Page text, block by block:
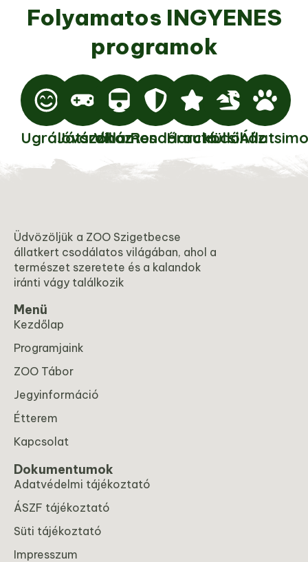
Folyamatos INGYENES
programok
Ugrálóvárak
Játszóház
VillamosRendőrautó
Harckocsi
Hüllőház
Üdvözöljük a ZOO Szigetbecse
állatkert csodálatos világában, ahol a
természet szeretete és a kalandok
iránti vágy találkozik
Menü
Kezdőlap
Programjaink
ZOO Tábor
Jegyinformáció
Étterem
Kapcsolat
Dokumentumok
Adatvédelmi tájékoztató
ÁSZF tájékoztató
Süti tájékoztató
Impresszum